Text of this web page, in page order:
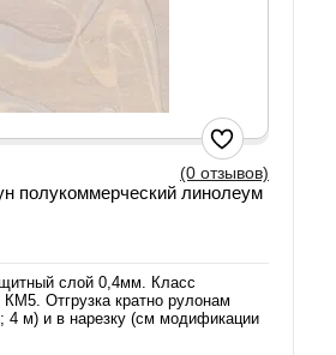
(0 отзывов)
полукоммерческий линолеум
слой 0,4мм. Класс
Отгрузка кратно рулонам
4 м) и в нарезку (см модификации